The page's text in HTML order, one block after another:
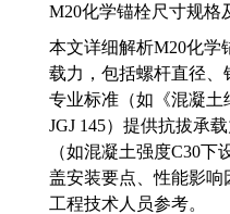
M20化学锚栓尺寸规格
本文详细解析M20化学
载力，包括螺杆直径
专业标准（如《混凝土
JGJ 145）提供抗拔承
（如混凝土强度C30下
盖安装要点、性能影
工程技术人员参考。